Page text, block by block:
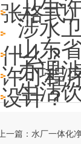
张格式
卫生
涉水
什么？
山东
许可程
办理
设计？
生活
上一篇：水厂一体化